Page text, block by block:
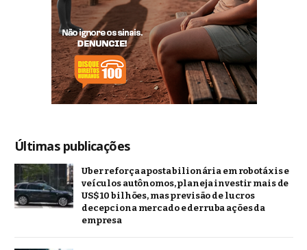
Últimas publicações
Uber reforça aposta bilionária em robotáxis e
veículos autônomos, planeja investir mais de
US$ 10 bilhões, mas previsão de lucros
decepciona mercado e derruba ações da
empresa